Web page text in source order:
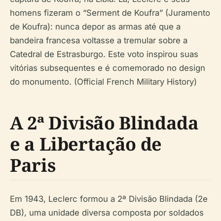
homens fizeram o “Serment de Koufra” (Juramento
de Koufra): nunca depor as armas até que a
bandeira francesa voltasse a tremular sobre a
Catedral de Estrasburgo. Este voto inspirou suas
vitórias subsequentes e é comemorado no design
do monumento. (Official French Military History)
A 2ª Divisão Blindada
e a Libertação de
Paris
Em 1943, Leclerc formou a 2ª Divisão Blindada (2e
DB), uma unidade diversa composta por soldados